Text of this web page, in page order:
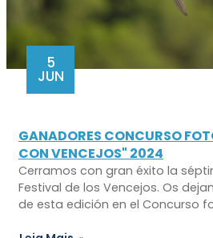
5
JUN
GANADORES CONCURSO
CON VENCEJOS" 2024
Cerramos con gran éxito la
Festival de los Vencejos. Os
de esta edición en el Concurso